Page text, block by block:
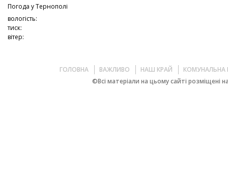
Погода уТернополі
вологість:
тиск:
вітер:
ГОЛОВНА ВАЖЛИВО НАШ КРАЙ
КОМУНАЛЬНА
©Всі матеріали на цьому сайті розміщені